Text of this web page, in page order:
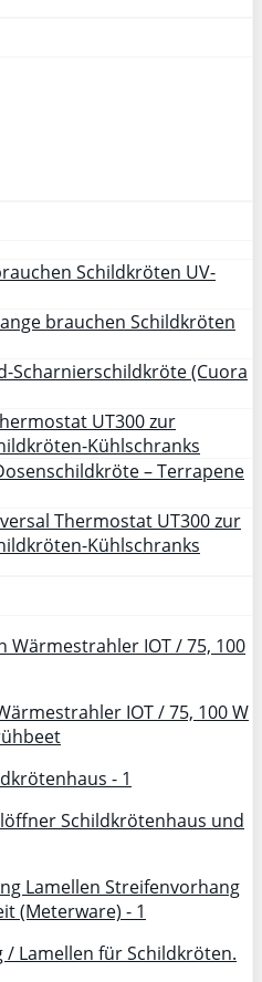
Schildkröten UV-
brauchen Schildkröten
Scharnierschildkröte (Cuora
UT300 zur
Kühlschranks
– Terrapene
Thermostat UT300 zur
Kühlschranks
IOT / 75, 100 W
Schildkrötenhaus und
/ Lamellen für Schildkröten.